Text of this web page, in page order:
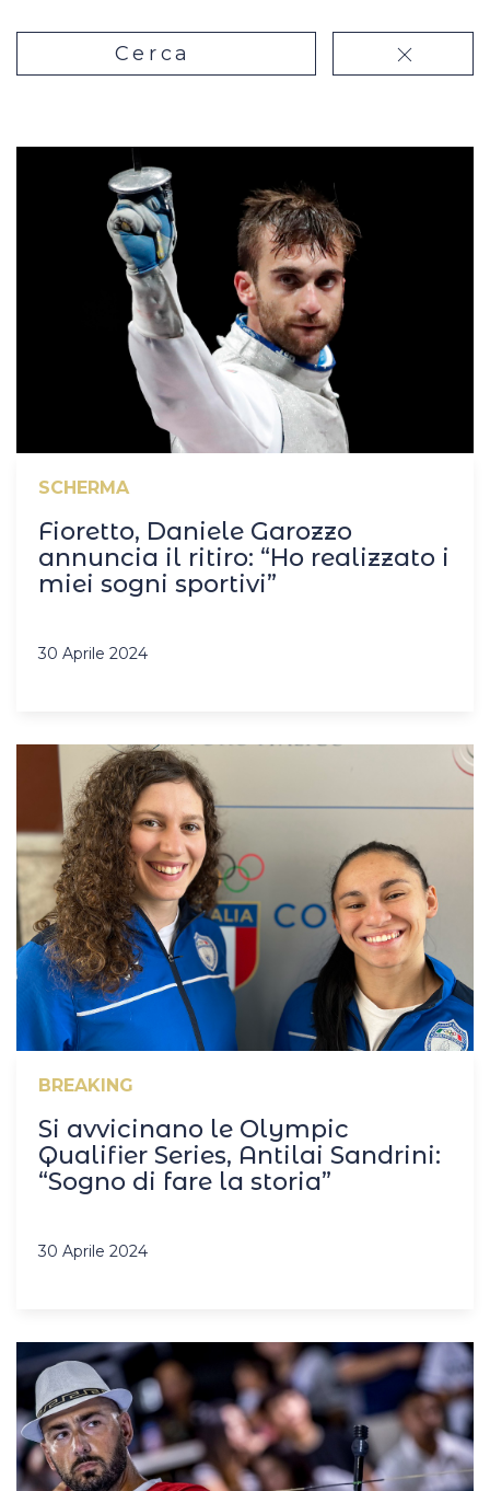
Casa Italia
News
Media
Cerca
SCHERMA
Fioretto, Daniele Garozzo
annuncia il ritiro: “Ho realizzato i
miei sogni sportivi”
30 Aprile 2024
BREAKING
Si avvicinano le Olympic
Qualifier Series, Antilai Sandrini:
“Sogno di fare la storia”
30 Aprile 2024